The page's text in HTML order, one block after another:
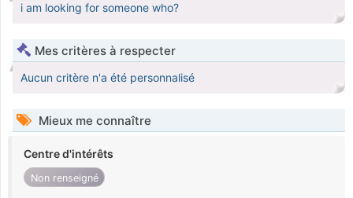
i am looking for someone who?
Mes critères à respecter
Aucun critère n'a été personnalisé
Mieux me connaître
Centre d'intérêts
Non renseigné